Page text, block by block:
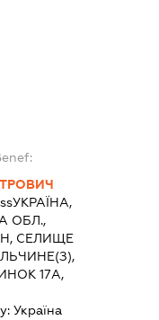
УКРАЇНА,
ОБЛ.,
СЕЛИЩЕ
17А,
Україна